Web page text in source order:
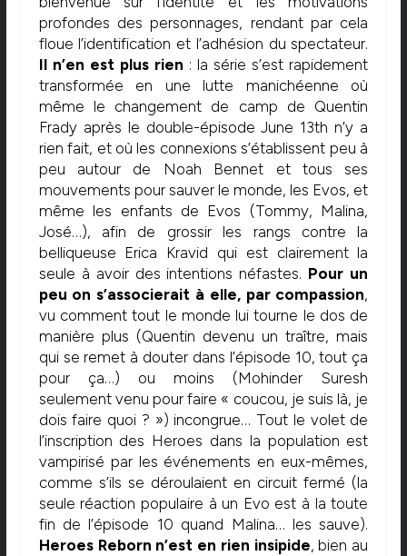
profondes des personnages, rendant par cela
floue l’identification et l’adhésion du spectateur.
Il n’en est plus rien : la série s’est rapidement
transformée en une lutte manichéenne où
même le changement de camp de Quentin
Frady après le double-épisode June 13th n’y a
rien fait, et où les connexions s’établissent peu à
peu autour de Noah Bennet et tous ses
mouvements pour sauver le monde, les Evos, et
même les enfants de Evos (Tommy, Malina,
José…), afin de grossir les rangs contre la
belliqueuse Erica Kravid qui est clairement la
seule à avoir des intentions néfastes. Pour un
peu on s’associerait à elle, par compassion,
vu comment tout le monde lui tourne le dos de
manière plus (Quentin devenu un traître, mais
qui se remet à douter dans l’épisode 10, tout ça
pour ça…) ou moins (Mohinder Suresh
seulement venu pour faire « coucou, je suis là, je
dois faire quoi ? ») incongrue… Tout le volet de
l’inscription des Heroes dans la population est
vampirisé par les événements en eux-mêmes,
comme s’ils se déroulaient en circuit fermé (la
seule réaction populaire à un Evo est à la toute
fin de l’épisode 10 quand Malina… les sauve).
Heroes Reborn n’est en rien insipide, bien au